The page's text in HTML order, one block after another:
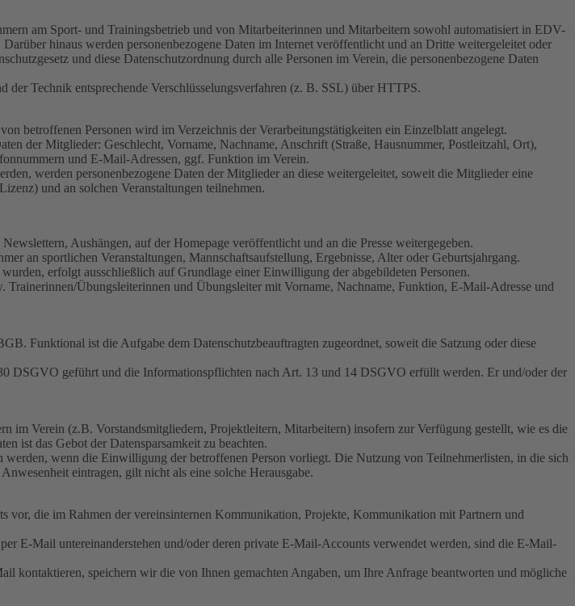
am Sport- und Trainingsbetrieb und von Mitarbeiterinnen und Mitarbeitern sowohl automatisiert in EDV-
hinaus werden personenbezogene Daten im Internet veröffentlicht und an Dritte weitergeleitet oder
und diese Datenschutzordnung durch alle Personen im Verein, die personenbezogene Daten
Technik entsprechende Verschlüsselungsverfahren (z. B. SSL) über HTTPS.
betroffenen Personen wird im Verzeichnis der Verarbeitungstätigkeiten ein Einzelblatt angelegt.
der Mitglieder: Geschlecht, Vorname, Nachname, Anschrift (Straße, Hausnummer, Postleitzahl, Ort),
und E-Mail-Adressen, ggf. Funktion im Verein.
werden personenbezogene Daten der Mitglieder an diese weitergeleitet, soweit die Mitglieder eine
und an solchen Veranstaltungen teilnehmen.
Aushängen, auf der Homepage veröffentlicht und an die Presse weitergegeben.
an sportlichen Veranstaltungen, Mannschaftsaufstellung, Ergebnisse, Alter oder Geburtsjahrgang.
erfolgt ausschließlich auf Grundlage einer Einwilligung der abgebildeten Personen.
Übungsleiterinnen und Übungsleiter mit Vorname, Nachname, Funktion, E-Mail-Adresse und
Funktional ist die Aufgabe dem Datenschutzbeauftragten zugeordnet, soweit die Satzung oder diese
DSGVO geführt und die Informationspflichten nach Art. 13 und 14 DSGVO erfüllt werden. Er und/oder der
Verein (z.B. Vorstandsmitgliedern, Projektleitern, Mitarbeitern) insofern zur Verfügung gestellt, wie es die
ist das Gebot der Datensparsamkeit zu beachten.
wenn die Einwilligung der betroffenen Person vorliegt. Die Nutzung von Teilnehmerlisten, in die sich
eintragen, gilt nicht als eine solche Herausgabe.
die im Rahmen der vereinsinternen Kommunikation, Projekte, Kommunikation mit Partnern und
E-Mail untereinanderstehen und/oder deren private E-Mail-Accounts verwendet werden, sind die E-Mail-
kontaktieren, speichern wir die von Ihnen gemachten Angaben, um Ihre Anfrage beantworten und mögliche